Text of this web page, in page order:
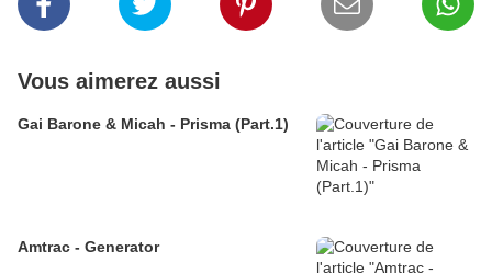
Vous aimerez aussi
Gai Barone & Micah - Prisma (Part.1)
Amtrac - Generator